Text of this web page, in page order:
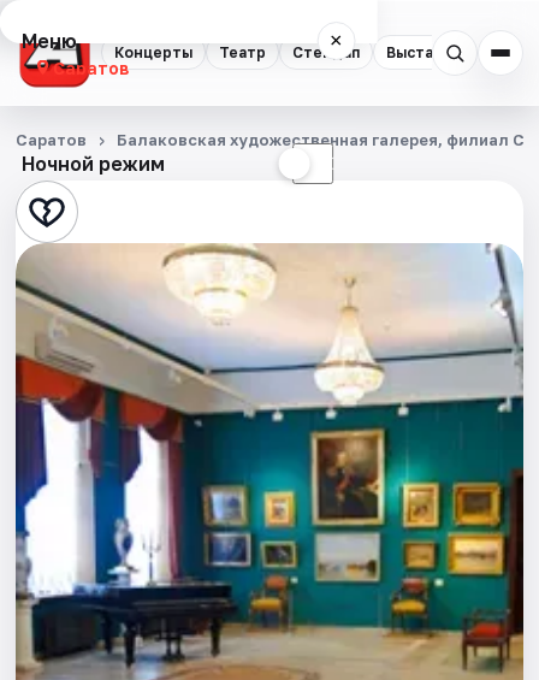
Концерты Театр Стендап Выставки
Меню ×
Саратов
Концерты
Театр
Стендап
Выставки
Квесты
Экскурсии
События
Города
Площадки
Артисты
Ночной режим ☾
Саратов Балаковская художественная галерея, филиал